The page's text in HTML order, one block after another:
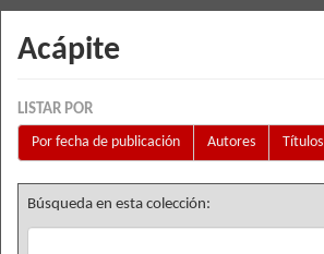
Acápite
LISTAR POR
Por fecha de publicación
Autores Títulos
Búsqueda en esta colección: